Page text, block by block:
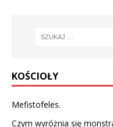
KOŚCIOŁY
Mefistofeles.
Czym wyróżnia się